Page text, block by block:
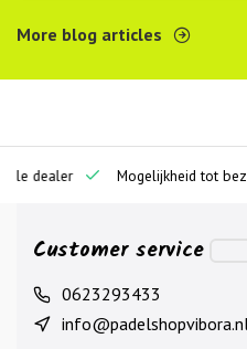
More blog articles
dealer Mogelijkheid tot
Customer service
0623293433